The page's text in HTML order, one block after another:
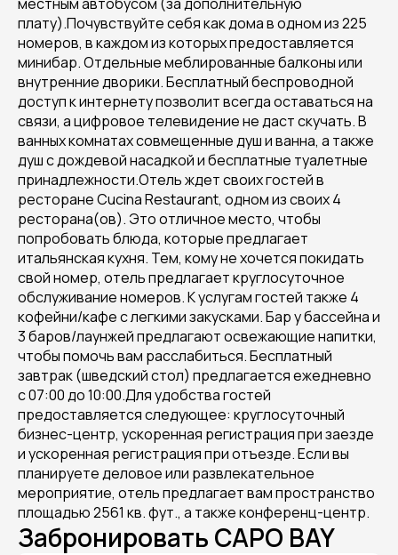
плату).Почувствуйте себя как дома в одном из 225
номеров, в каждом из которых предоставляется
минибар. Отдельные меблированные балконы или
внутренние дворики. Бесплатный беспроводной
доступ к интернету позволит всегда оставаться на
связи, а цифровое телевидение не даст скучать. В
ванных комнатах совмещенные душ и ванна, а также
душ с дождевой насадкой и бесплатные туалетные
принадлежности.Отель ждет своих гостей в
ресторане Cucina Restaurant, одном из своих 4
ресторана(ов). Это отличное место, чтобы
попробовать блюда, которые предлагает
итальянская кухня. Тем, кому не хочется покидать
свой номер, отель предлагает круглосуточное
обслуживание номеров. К услугам гостей также 4
кофейни/кафе с легкими закусками. Бар у бассейна и
3 баров/лаунжей предлагают освежающие напитки,
чтобы помочь вам расслабиться. Бесплатный
завтрак (шведский стол) предлагается ежедневно
с 07:00 до 10:00.Для удобства гостей
предоставляется следующее: круглосуточный
бизнес-центр, ускоренная регистрация при заезде
и ускоренная регистрация при отъезде. Если вы
планируете деловое или развлекательное
мероприятие, отель предлагает вам пространство
площадью 2561 кв. фут., а также конференц-центр.
Забронировать CAPO BAY